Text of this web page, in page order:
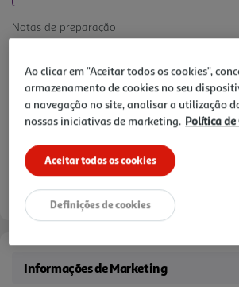
Notas de preparação
Informações de Marketing
Ao clicar em "Aceitar todos os cookies",
armazenamento de cookies no seu
a navegação no site, analisar a utilização
nossas iniciativas de marketing. Política de
Aceitar todos os cookies
Definições de cookies